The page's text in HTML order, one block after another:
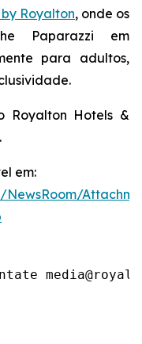
Royalton, onde os
Paparazzi em
para adultos,
Royalton Hotels &
.
em:
NewsRoom/